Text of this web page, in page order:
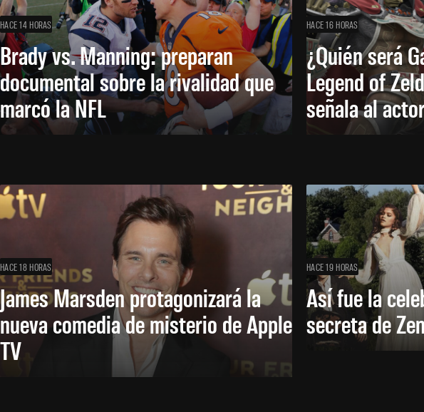
HACE 14 HORAS
Brady vs. Manning: preparan
documental sobre la rivalidad que
marcó la NFL
HACE 16 HORAS
¿Quién será
Legend of
señala al
HACE 18 HORAS
James Marsden protagonizará la
nueva comedia de misterio de Apple
TV
HACE 19 HORAS
Así fue la
secreta de